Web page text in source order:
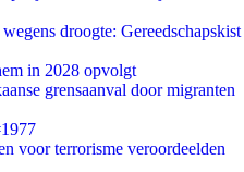
droogte: Gereedschapskist
in 2028 opvolgt
grensaanval door migranten
voor terrorisme veroordeelden